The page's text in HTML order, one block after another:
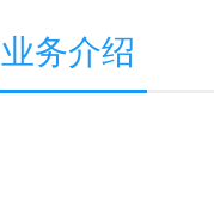
业务介绍